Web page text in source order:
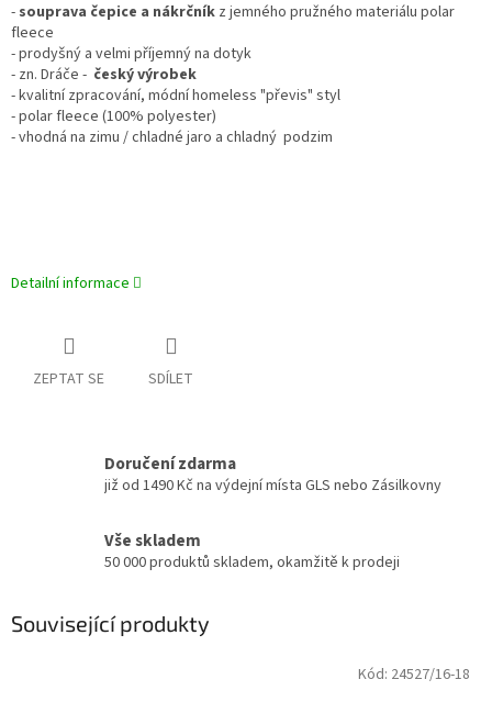
- souprava čepice a nákrčník z jemného pružného materiálu polar
fleece
- prodyšný a velmi příjemný na dotyk
- zn. Dráče - český výrobek
- kvalitní zpracování, módní homeless "převis" styl
- polar fleece (100% polyester)
- vhodná na zimu / chladné jaro a chladný podzim
Detailní informace
ZEPTAT SE SDÍLET
Doručení zdarma
již od 1490 Kč na výdejní místa GLS nebo Zásilkovny
Vše skladem
50 000 produktů skladem, okamžitě k prodeji
Související produkty
Kód: 24527/16-18